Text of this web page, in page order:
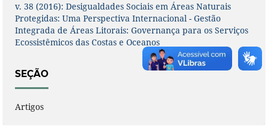
v. 38 (2016): Desigualdades Sociais em Áreas Naturais
Protegidas: Uma Perspectiva Internacional - Gestão
Integrada de Áreas Litorais: Governança para os Serviços
Ecossistêmicos das Costas e Oceanos
SEÇÃO
Artigos